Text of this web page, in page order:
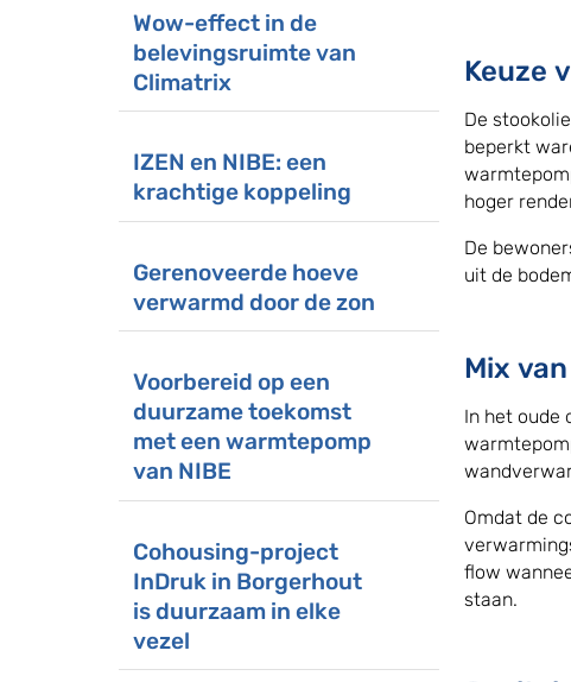
Wow-effect in de
belevingsruimte van
Climatrix
IZEN en NIBE: een
krachtige koppeling
Gerenoveerde hoeve
verwarmd door de zon
Voorbereid op een
duurzame toekomst
met een warmtepomp
van NIBE
Cohousing-project
InDruk in Borgerhout
is duurzaam in elke
vezel
Keuze
De
beperkt
hoger
De
uit de
Mix
In het oude
Omdat de
flow
staan.